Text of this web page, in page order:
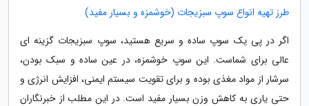
طرز تهیه انواع سوپ سبزیجات (خوشمزه و بسیار مفید)
اگر در پی یک سوپ ساده و سریع هستید، سوپ سبزیجات گزینه ای
عالی برای شماست. این سوپ خوشمزه، در عین ساده و سبک بودن،
سرشار از مواد مغذی بوده و برای تقویت سیستم ایمنی، افزایش انرژی و
حتی یاری به کاهش وزن بسیار مفید است. در این مطلب از خبرنگاران